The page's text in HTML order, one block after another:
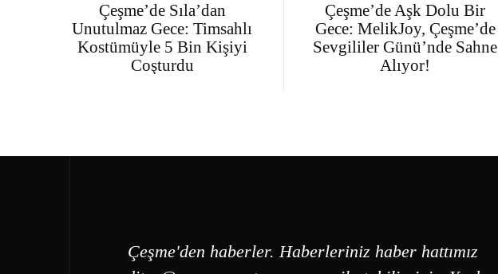
Çeşme’de Sıla’dan
Unutulmaz Gece: Timsahlı
Kostümüyle 5 Bin Kişiyi
Coşturdu
Çeşme’de Aşk Dolu Bir
Gece: MelikJoy, Çeşme’de
Sevgililer Günü’nde Sahne
Alıyor!
Çeşme'den haberler. Haberleriniz haber hattımız